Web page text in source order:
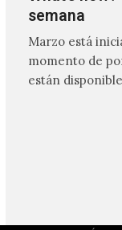
semana
Marzo está
momento de
están